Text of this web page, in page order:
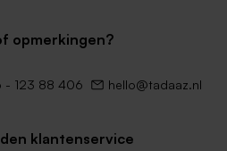
Donkerblauwe envelop met
opmerkingen?
- 123 88 406 hello@tadaaz.nl
klantenservice